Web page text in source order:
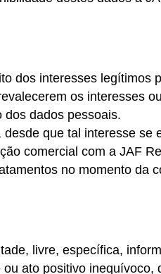
dos interesses legítimos
os interesses
dos dados pessoais.
que tal interesse se
comercial com a JAF
no momento da
livre, específica,
ato positivo inequívoco,